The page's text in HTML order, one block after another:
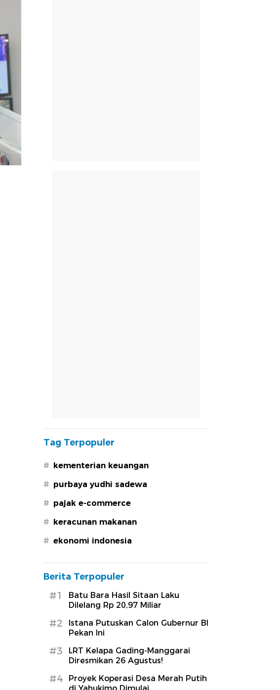
Tag Terpopuler
# kementerian keuangan
# purbaya yudhi sadewa
# pajak e-commerce
# keracunan makanan
# ekonomi indonesia
Berita Terpopuler
#1
Batu Bara Hasil Sitaan Laku
Dilelang Rp 20,97 Miliar
#2
Istana Putuskan Calon Gubernur BI
Pekan Ini
#3
LRT Kelapa Gading-Manggarai
Diresmikan 26 Agustus!
#4
Proyek Koperasi Desa Merah Putih